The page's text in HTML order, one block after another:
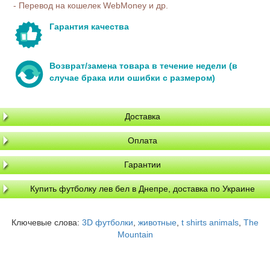
- Перевод на кошелек WebMoney и др.
Гарантия качества
Возврат/замена товара в течение недели (в
случае брака или ошибки с размером)
Доставка
Оплата
Гарантии
Купить футболку лев бел в Днепре, доставка по Украине
Ключевые слова: 3D футболки, животные, t shirts animals, The
Mountain